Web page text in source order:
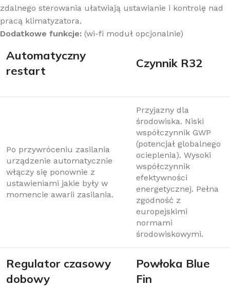
zdalnego sterowania ułatwiają ustawianie i kontrolę nad
pracą klimatyzatora.
Dodatkowe funkcje: (wi-fi moduł opcjonalnie)
Аutomatyczny
restart
Czynnik R32
Po przywróceniu zasilania
urządzenie automatycznie
włączy się ponownie z
ustawieniami jakie były w
momencie awarii zasilania.
Przyjazny dla
środowiska. Niski
współczynnik GWP
(potencjał globalnego
ocieplenia). Wysoki
współczynnik
efektywności
energetycznej. Pełna
zgodność z
europejskimi
normami
środowiskowymi.
Regulator czasowy
dobowy
Powłoka Blue
Fin